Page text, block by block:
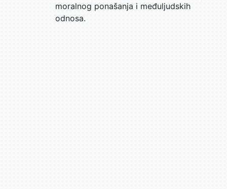
moralnog ponašanja i međuljudskih
odnosa.